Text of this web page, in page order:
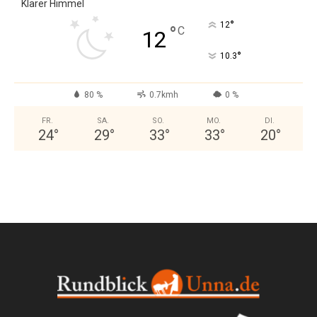
Klarer Himmel
12 °C 12°
10.3°
80 % 0.7kmh 0 %
FR.
24°
SA.
29°
SO.
33°
MO.
33°
DI.
20°